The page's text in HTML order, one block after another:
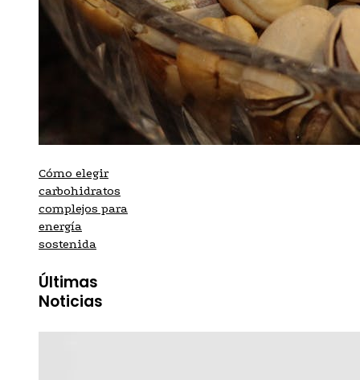
Cómo elegir
carbohidratos
complejos para
energía
sostenida
Últimas
Noticias